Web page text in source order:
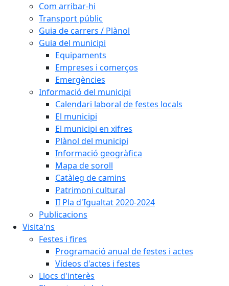
Com arribar-hi
Transport públic
Guia de carrers / Plànol
Guia del municipi
Equipaments
Empreses i comerços
Emergències
Informació del municipi
Calendari laboral de festes locals
El municipi
El municipi en xifres
Plànol del municipi
Informació geogràfica
Mapa de soroll
Catàleg de camins
Patrimoni cultural
II Pla d'Igualtat 2020-2024
Publicacions
Visita'ns
Festes i fires
Programació anual de festes i actes
Vídeos d'actes i festes
Llocs d'interès